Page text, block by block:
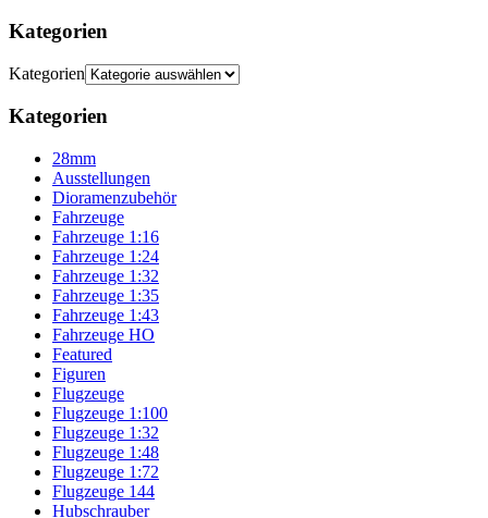
Kategorien
Kategorien
Kategorien
28mm
Ausstellungen
Dioramenzubehör
Fahrzeuge
Fahrzeuge 1:16
Fahrzeuge 1:24
Fahrzeuge 1:32
Fahrzeuge 1:35
Fahrzeuge 1:43
Fahrzeuge HO
Featured
Figuren
Flugzeuge
Flugzeuge 1:100
Flugzeuge 1:32
Flugzeuge 1:48
Flugzeuge 1:72
Flugzeuge 144
Hubschrauber